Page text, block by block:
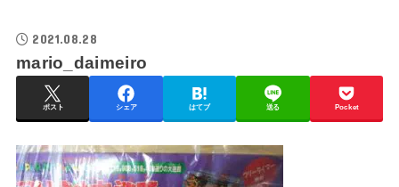
2021.08.28
mario_daimeiro
ポスト シェア はてブ 送る Pocket